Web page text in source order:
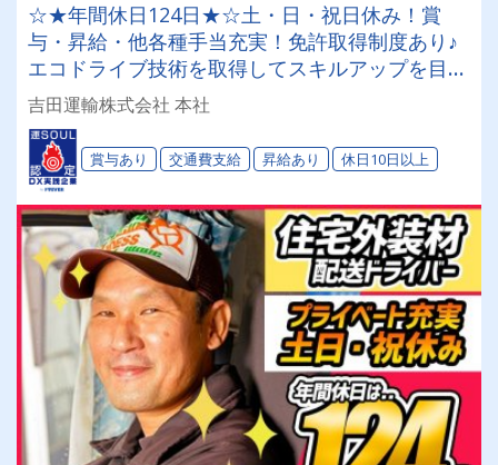
☆★年間休日124日★☆土・日・祝日休み！賞
与・昇給・他各種手当充実！免許取得制度あり♪
エコドライブ技術を取得してスキルアップを目指
せます★
吉田運輸株式会社 本社
賞与あり 交通費支給 昇給あり 休日10日以上